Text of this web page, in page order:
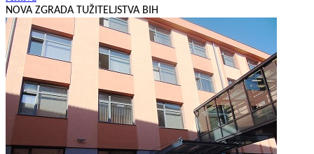
NOVA ZGRADA TUŽITELJSTVA BIH